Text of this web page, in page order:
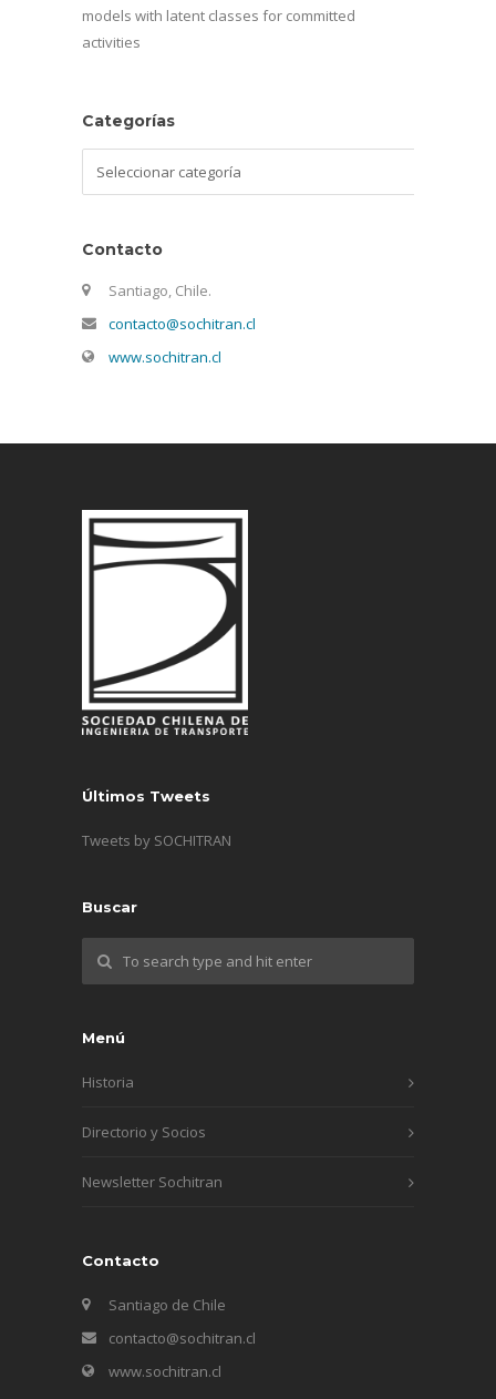
models with latent classes for committed
activities
Categorías
Contacto
Santiago, Chile.
contacto@sochitran.cl
www.sochitran.cl
Últimos Tweets
Tweets by SOCHITRAN
Buscar
Menú
Historia
Directorio y Socios
Newsletter Sochitran
Contacto
Santiago de Chile
contacto@sochitran.cl
www.sochitran.cl